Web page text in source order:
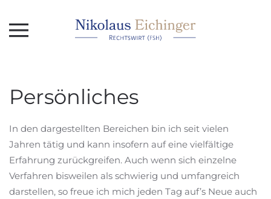
Skip to main content
Persönliches
In den dargestellten Bereichen bin ich seit vielen
Jahren tätig und kann insofern auf eine vielfältige
Erfahrung zurückgreifen. Auch wenn sich einzelne
Verfahren bisweilen als schwierig und umfangreich
darstellen, so freue ich mich jeden Tag auf’s Neue auch